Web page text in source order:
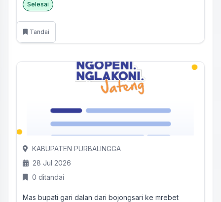
Selesai
Tandai
KABUPATEN PURBALINGGA
28 Jul 2026
0 ditandai
Mas bupati gari dalan dari bojongsari ke mrebet